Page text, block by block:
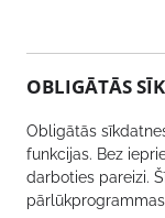
Produkti
OBLIGĀTĀS
Obligātās
funkcijas. Bez
darboties pareizi.